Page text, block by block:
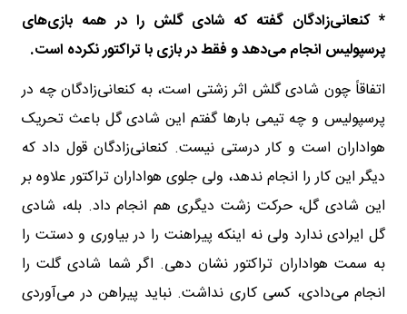
* کنعانی‌زادگان گفته که شادی گلش را در همه بازی‌های
پرسپولیس انجام می‌دهد و فقط در بازی با تراکتور نکرده است.
اتفاقاً چون شادی گلش اثر زشتی است، به کنعانی‌زادگان چه در
پرسپولیس و چه تیمی بارها گفتم این شادی گل باعث تحریک
هواداران است و کار درستی نیست. کنعانی‌زادگان قول داد که
دیگر این کار را انجام ندهد، ولی جلوی هواداران تراکتور علاوه بر
این شادی گل، حرکت زشت دیگری هم انجام داد. بله، شادی
گل ایرادی ندارد ولی نه اینکه پیراهنت را در بیاوری و دستت را
به سمت هواداران تراکتور نشان دهی. اگر شما شادی گلت را
انجام می‌دادی، کسی کاری نداشت. نباید پیراهن در می‌آوردی